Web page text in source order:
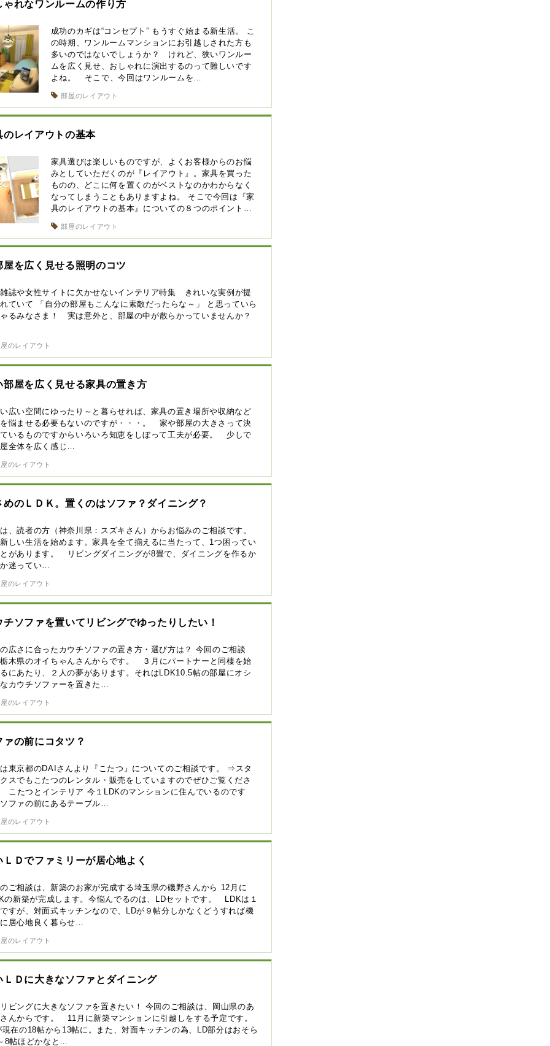
ゃれなワンルームの作り方
成功のカギは“コンセプト” もうすぐ始まる新生活。 こ
の時期、ワンルームマンションにお引越しされた方も
多いのではないでしょうか？ けれど、狭いワンルー
ムを広く見せ、おしゃれに演出するのって難しいです
よね。 そこで、今回はワンルームを…
部屋のレイアウト
のレイアウトの基本
家具選びは楽しいものですが、よくお客様からのお悩
みとしていただくのが『レイアウト』。家具を買った
ものの、どこに何を置くのがベストなのかわからなく
なってしまうこともありますよね。 そこで今回は『家
具のレイアウトの基本』についての８つのポイント…
部屋のレイアウト
屋を広く見せる照明のコツ
誌や女性サイトに欠かせないインテリア特集 きれいな実例が提
ていて 「自分の部屋もこんなに素敵だったらな～」 と思っていら
るみなさま！ 実は意外と、部屋の中が散らかっていませんか？
のレイアウト
部屋を広く見せる家具の置き方
広い空間にゆったり～と暮らせれば、家具の置き場所や収納など
悩ませる必要もないのですが・・・。 家や部屋の大きさって決
いるものですからいろいろ知恵をしぼって工夫が必要。 少しで
全体を広く感じ…
のレイアウト
めのＬＤＫ。置くのはソファ？ダイニング？
、読者の方（神奈川県：スズキさん）からお悩みのご相談です。
しい生活を始めます。家具を全て揃えるに当たって、1つ困ってい
があります。 リビングダイニングが8畳で、ダイニングを作るか
迷ってい…
のレイアウト
チソファを置いてリビングでゆったりしたい！
広さに合ったカウチソファの置き方・選び方は？ 今回のご相談
木県のオイちゃんさんからです。 ３月にパートナーと同棲を始
にあたり、２人の夢があります。それはLDK10.5帖の部屋にオシ
カウチソファーを置きた…
のレイアウト
ァの前にコタツ？
東京都のDAIさんより『こたつ』についてのご相談です。 ⇒スタ
スでもこたつのレンタル・販売をしていますのでぜひご覧くださ
こたつとインテリア 今１LDKのマンションに住んでいるのです
ファの前にあるテーブル…
のレイアウト
ＬＤでファミリーが居心地よく
ご相談は、新築のお家が完成する埼玉県の磯野さんから 12月に
の新築が完成します。今悩んでるのは、LDセットです。 LDKは１
すが、対面式キッチンなので、LDが９帖分しかなくどうすれば機
居心地良く暮らせ…
のレイアウト
ＬＤに大きなソファとダイニング
ビングに大きなソファを置きたい！ 今回のご相談は、岡山県のあ
んからです。 11月に新築マンションに引越しをする予定です。
現在の18帖から13帖に。また、対面キッチンの為、LD部分はおそら
8帖ほどかなと…